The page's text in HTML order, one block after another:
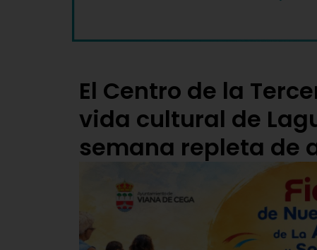
El Centro de la
vida cultural de
semana repleta de